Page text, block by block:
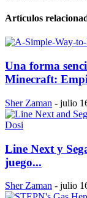
Artículos
Una forma
Minecraft:
Sher Zaman - julio
Line Next y
juego...
Sher Zaman - julio